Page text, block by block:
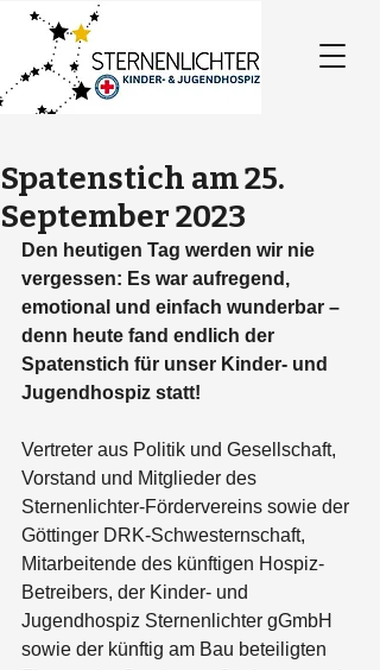
Spatenstich am 25.
September 2023
Den heutigen Tag werden wir nie
vergessen: Es war aufregend,
emotional und einfach wunderbar –
denn heute fand endlich der
Spatenstich für unser Kinder- und
Jugendhospiz statt!
Vertreter aus Politik und Gesellschaft,
Vorstand und Mitglieder des
Sternenlichter-Fördervereins sowie der
Göttinger DRK-Schwesternschaft,
Mitarbeitende des künftigen Hospiz-
Betreibers, der Kinder- und
Jugendhospiz Sternenlichter gGmbH
sowie der künftig am Bau beteiligten